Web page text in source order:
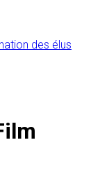
des élus